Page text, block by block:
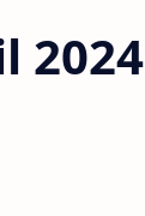
2024